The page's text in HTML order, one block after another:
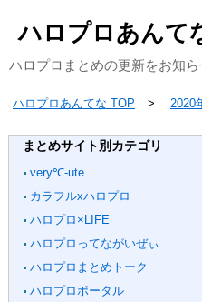
ハロプロあんて
ハロプロまとめの更新をお知
ハロプロあんてな TOP 2020
まとめサイト別カテゴリ
very℃-ute
カラフルxハロプロ
ハロプロ×LIFE
ハロプロってながいぜぃ
ハロプロまとめトーク
ハロプロポータル